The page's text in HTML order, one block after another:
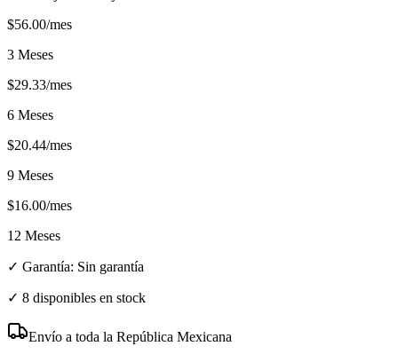
$56.00/mes
3 Meses
$29.33/mes
6 Meses
$20.44/mes
9 Meses
$16.00/mes
12 Meses
✓ Garantía: Sin garantía
✓ 8 disponibles en stock
Envío a toda la República Mexicana